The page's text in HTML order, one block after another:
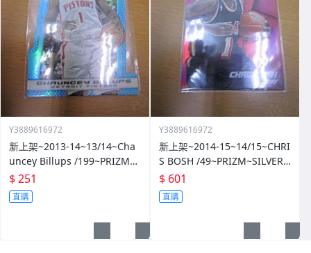
Y3889616972
新上架~2013-14~13/14~Cha
uncey Billups /199~PRIZM~S
ILVER~藍亮~限量/199~10601
14-1
$ 251
直購
Y3889616972
新上架~2014-15~14/15~CHRI
S BOSH /49~PRIZM~SILVER~
紅亮~低限量/49~1060114-1
$ 601
直購